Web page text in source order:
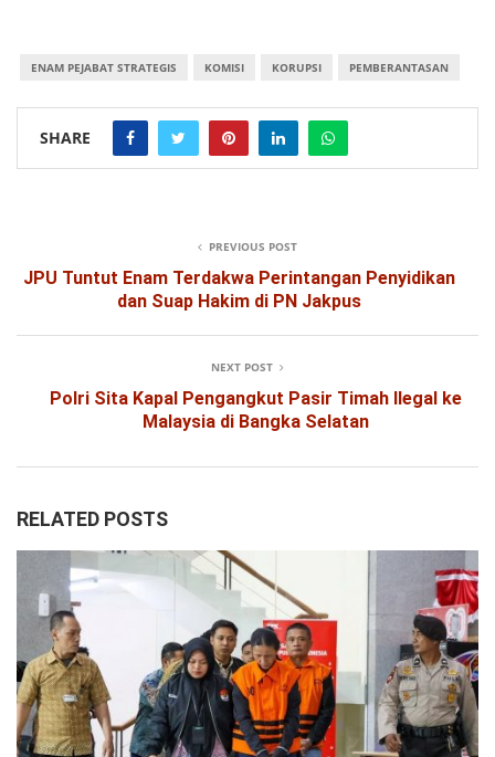
ENAM PEJABAT STRATEGIS KOMISI KORUPSI PEMBERANTASAN
SHARE
PREVIOUS POST
JPU Tuntut Enam Terdakwa Perintangan Penyidikan
dan Suap Hakim di PN Jakpus
NEXT POST
Polri Sita Kapal Pengangkut Pasir Timah Ilegal ke
Malaysia di Bangka Selatan
RELATED POSTS